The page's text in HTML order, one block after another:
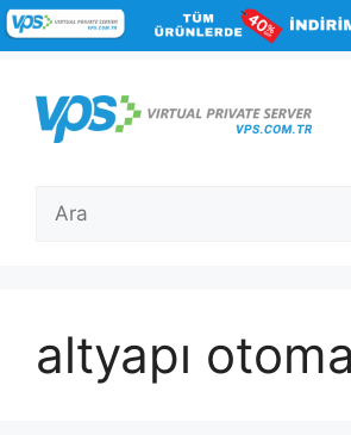
İçeriğe
atla
altyapı